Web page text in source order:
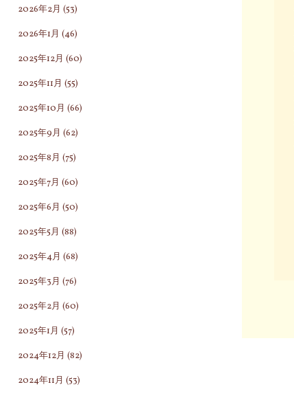
2026年2月 (53)
2026年1月 (46)
2025年12月 (60)
2025年11月 (55)
2025年10月 (66)
2025年9月 (62)
2025年8月 (75)
2025年7月 (60)
2025年6月 (50)
2025年5月 (88)
2025年4月 (68)
2025年3月 (76)
2025年2月 (60)
2025年1月 (57)
2024年12月 (82)
2024年11月 (53)